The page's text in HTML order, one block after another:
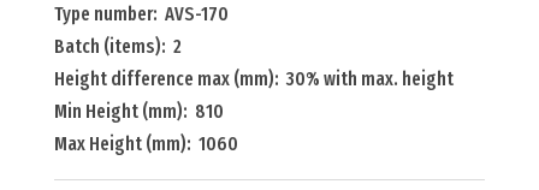
Type number: AVS-170
Batch (items): 2
Height difference max (mm): 30% with max. height
Min Height (mm): 810
Max Height (mm): 1060